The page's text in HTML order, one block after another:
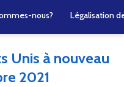
nous? Légalisation
Unis à nouveau
2021